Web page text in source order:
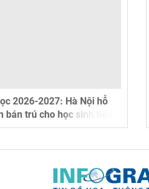
2026-2027: Hà Nội hỗ
bán trú cho học sinh tiểu
40.000 đồng/ngày